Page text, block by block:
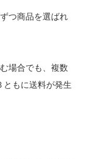
つ商品を選ばれ
場合でも、複数
ともに送料が発生